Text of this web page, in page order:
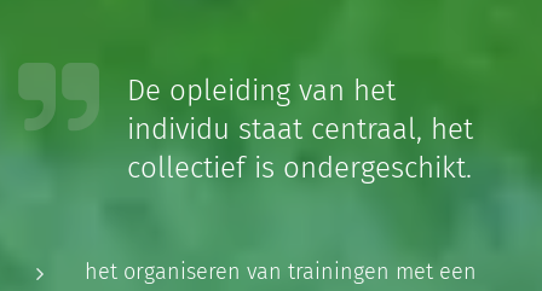
De opleiding van het
individu staat centraal, het
collectief is ondergeschikt.
het organiseren van trainingen met een